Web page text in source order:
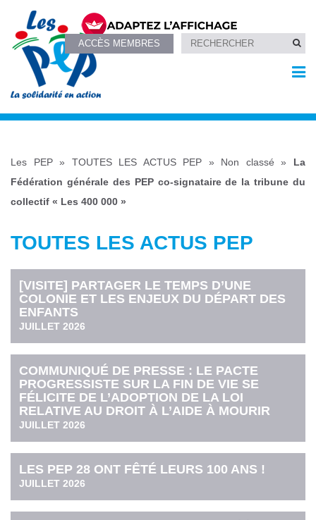
ACCÈS MEMBRES
Les PEP» TOUTES LES ACTUS PEP » Non classé » La
Fédération générale des PEP co-signataire de la tribune du
collectif « Les 400 000 »
TOUTES LES ACTUS PEP
[VISITE] PARTAGER LE TEMPS D’UNE
COLONIE ET LES ENJEUX DU DÉPART DES
ENFANTS
JUILLET 2026
COMMUNIQUÉ DE PRESSE : LE PACTE
PROGRESSISTE SUR LA FIN DE VIE SE
FÉLICITE DE L’ADOPTION DE LA LOI
RELATIVE AU DROIT À L’AIDE À MOURIR
JUILLET 2026
LES PEP 28 ONT FÊTÉ LEURS 100 ANS !
JUILLET 2026